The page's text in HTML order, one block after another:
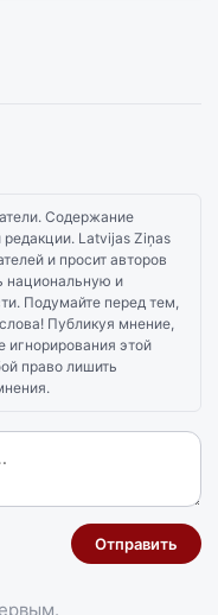
Содержание
Latvijas Ziņas
и просит авторов
национальную и
Подумайте перед тем,
Публикуя мнение,
игнорирования этой
право лишить
Отправить